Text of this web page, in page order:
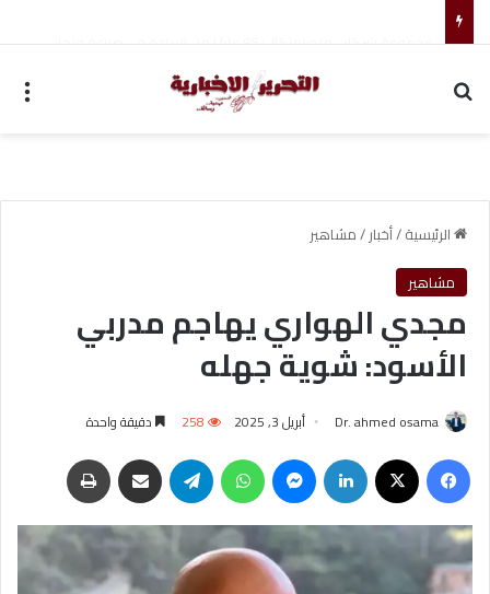
الرئيسية/أخبار/مشاهير
مشاهير
مجدي الهواري يهاجم مدربي
الأسود: شوية جهله
Dr. ahmed osama أبريل 3, 2025 258 دقيقة واحدة